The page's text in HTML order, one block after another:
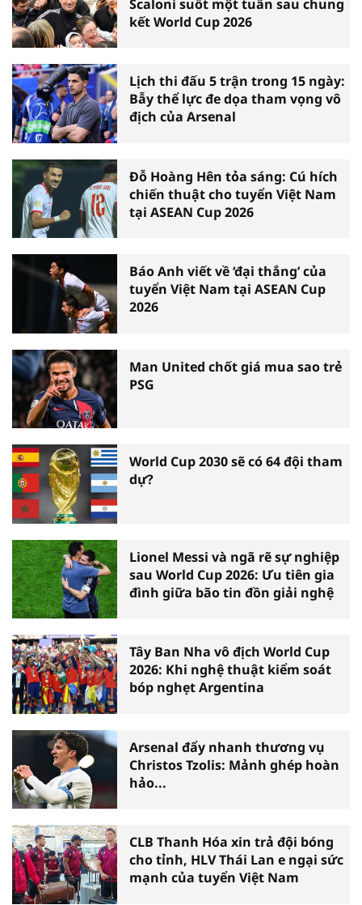
Scaloni suốt một tuần sau chung
kết World Cup 2026
Lịch thi đấu 5 trận trong 15 ngày:
Bẫy thể lực đe dọa tham vọng vô
địch của Arsenal
Đỗ Hoàng Hên tỏa sáng: Cú hích
chiến thuật cho tuyển Việt Nam
tại ASEAN Cup 2026
Báo Anh viết về ‘đại thắng’ của
tuyển Việt Nam tại ASEAN Cup
2026
Man United chốt giá mua sao trẻ
PSG
World Cup 2030 sẽ có 64 đội tham
dự?
Lionel Messi và ngã rẽ sự nghiệp
sau World Cup 2026: Ưu tiên gia
đình giữa bão tin đồn giải nghệ
Tây Ban Nha vô địch World Cup
2026: Khi nghệ thuật kiểm soát
bóp nghẹt Argentina
Arsenal đẩy nhanh thương vụ
Christos Tzolis: Mảnh ghép hoàn
hảo...
CLB Thanh Hóa xin trả đội bóng
cho tỉnh, HLV Thái Lan e ngại sức
mạnh của tuyển Việt Nam